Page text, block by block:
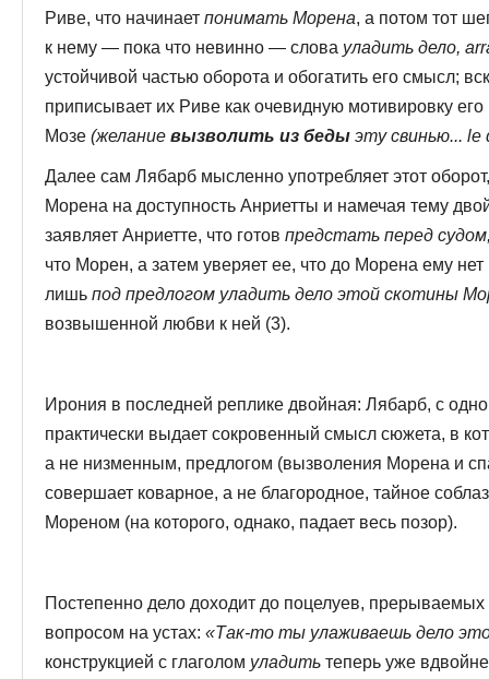
Риве, что начинает понимать Морена, а потом тот
к нему — пока что невинно — слова уладить дело,
устойчивой частью оборота и обогатить его смысл;
приписывает их Риве как очевид­ную мотивировку его
Мозе (желание вызволить из беды эту свинью... le
Далее сам Лябарб мысленно употребляет этот
Морена на доступность Анриетты и намечая тему
заявляет Анриетте, что готов предстать перед
что Морен, а затем уверяет ее, что до Морена ему
лишь под предлогом уладить дело этой скотины
возвышенной любви к ней (3).
Ирония в последней реплике двойная: Лябарб, с
практически выдает сокровенный смысл сюжета, в
а не низменным, предлогом (вызволения Мо­рена и
совершает коварное, а не благородное, тайное
Мореном (на которого, од­нако, падает весь позор).
Постепенно дело доходит до поцелуев,
вопросом на устах: «Так-то ты улаживаешь дело
конструкцией с глаголом уладить теперь уже